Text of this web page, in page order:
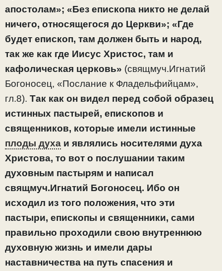
апостолам»; «Без епископа никто не делай
ничего, относящегося до Церкви»; «Где
будет епископ, там должен быть и народ,
так же как где Иисус Христос, там и
кафолическая церковь» (свящмуч.Игнатий
Богоносец, «Послание к Фладельфийцам»,
гл.8). Так как он видел перед собой образец
истинных пастырей, епископов и
священников, которые имели истинные
плоды духа и являлись носителями духа
Христова, то вот о послушании таким
духовным пастырям и написал
свящмуч.Игнатий Богоносец. Ибо он
исходил из того положения, что эти
пастыри, епископы и священники, сами
правильно проходили свою внутреннюю
духовную жизнь и имели дары
наставничества на путь спасения и